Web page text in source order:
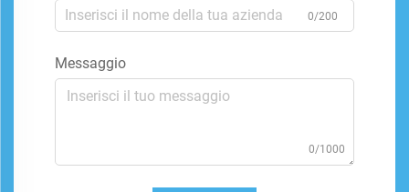
0/200
Messaggio
0/1000